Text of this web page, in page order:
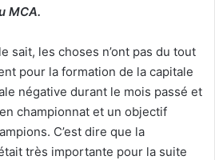
MCA.
sait, les choses n’ont pas du tout
pour la formation de la capitale
négative durant le mois passé et
championnat et un objectif
C’est dire que la
très importante pour la suite